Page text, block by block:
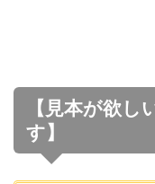
【見本が欲し
す】